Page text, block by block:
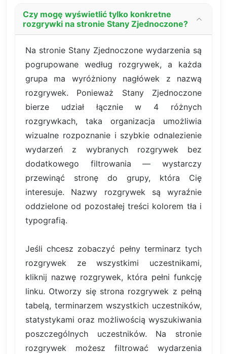
Czy mogę wyświetlić tylko konkretne
rozgrywki na stronie Stany Zjednoczone?
Na stronie Stany Zjednoczone wydarzenia są
pogrupowane według rozgrywek, a każda
grupa ma wyróżniony nagłówek z nazwą
rozgrywek. Ponieważ Stany Zjednoczone
bierze udział łącznie w 4 różnych
rozgrywkach, taka organizacja umożliwia
wizualne rozpoznanie i szybkie odnalezienie
wydarzeń z wybranych rozgrywek bez
dodatkowego filtrowania — wystarczy
przewinąć stronę do grupy, która Cię
interesuje. Nazwy rozgrywek są wyraźnie
oddzielone od pozostałej treści kolorem tła i
typografią.
Jeśli chcesz zobaczyć pełny terminarz tych
rozgrywek ze wszystkimi uczestnikami,
kliknij nazwę rozgrywek, która pełni funkcję
linku. Otworzy się strona rozgrywek z pełną
tabelą, terminarzem wszystkich uczestników,
statystykami oraz możliwością wyszukiwania
poszczególnych uczestników. Na stronie
rozgrywek możesz filtrować wydarzenia